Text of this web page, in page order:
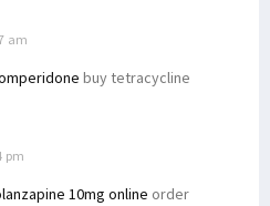
am
buy tetracycline
pm
10mg online order